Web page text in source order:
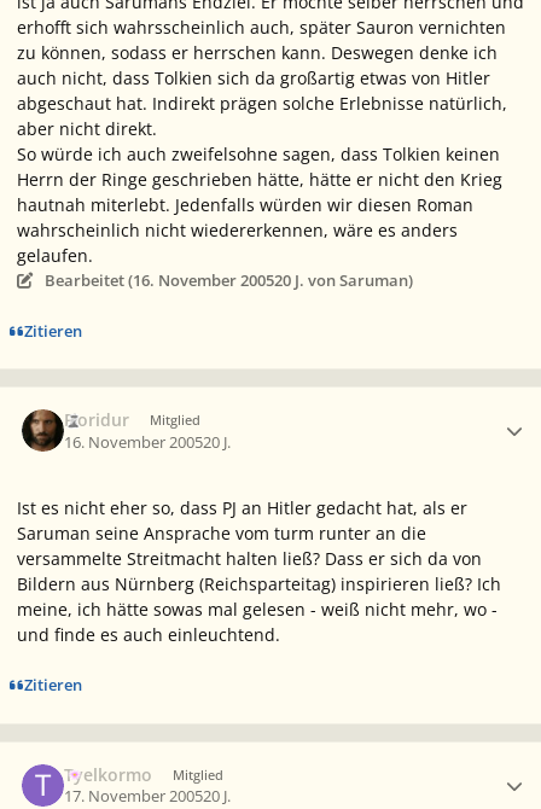
erhofft sich wahrsscheinlich auch, später Sauron vernichten
zu können, sodass er herrschen kann. Deswegen denke ich
auch nicht, dass Tolkien sich da großartig etwas von Hitler
abgeschaut hat. Indirekt prägen solche Erlebnisse natürlich,
aber nicht direkt.
So würde ich auch zweifelsohne sagen, dass Tolkien keinen
Herrn der Ringe geschrieben hätte, hätte er nicht den Krieg
hautnah miterlebt. Jedenfalls würden wir diesen Roman
wahrscheinlich nicht wiedererkennen, wäre es anders
gelaufen.
Bearbeitet (16. November 200520 J. von Saruman)
Zitieren
Fioridur Mitglied
16. November 200520 J.
Ist es nicht eher so, dass PJ an Hitler gedacht hat, als er
Saruman seine Ansprache vom turm runter an die
versammelte Streitmacht halten ließ? Dass er sich da von
Bildern aus Nürnberg (Reichsparteitag) inspirieren ließ? Ich
meine, ich hätte sowas mal gelesen - weiß nicht mehr, wo -
und finde es auch einleuchtend.
Zitieren
Tyelkormo Mitglied
17. November 200520 J.